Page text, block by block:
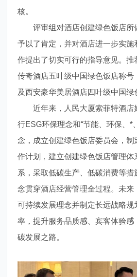
核。
评审组对酒店创建绿色饭店所
予以了肯定，并对酒店进一步实施
作提出了切实可行的指导意见。推
传奇酒店五叶级中国绿色饭店称号
及西安豪华美居酒店四叶级中国绿
近年来，人民大厦索菲特酒店
行ESG环保理念和“节能、环保、*
念，成立创建绿色饭店委员会，制
作计划，建立创建绿色饭店管理体
系，采取低碳生产、低碳消费等措
念贯穿酒店经营管理全过程。未来
可持续发展理念并制定长远战略规
率，提升服务品质感、宾客体验感
碳发展之路。